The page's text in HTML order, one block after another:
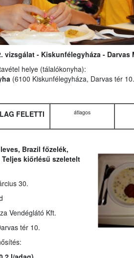
vizsgálat - Kiskunfélegyháza - Darvas
helye (tálalókonyha):
(6100 Kiskunfélegyháza, Darvas tér
FELETTI átlagos
Brazil főzelék,
kiőrlésű szeletelt
30.
Vendéglátó Kft.
tér 10.